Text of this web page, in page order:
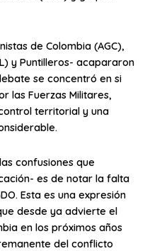
de Colombia (AGC),
y Puntilleros- acapararon
se concentró en si
las Fuerzas Militares,
territorial y una
confusiones que
es de notar la falta
Esta es una expresión
desde ya advierte el
en los próximos años
del conflicto